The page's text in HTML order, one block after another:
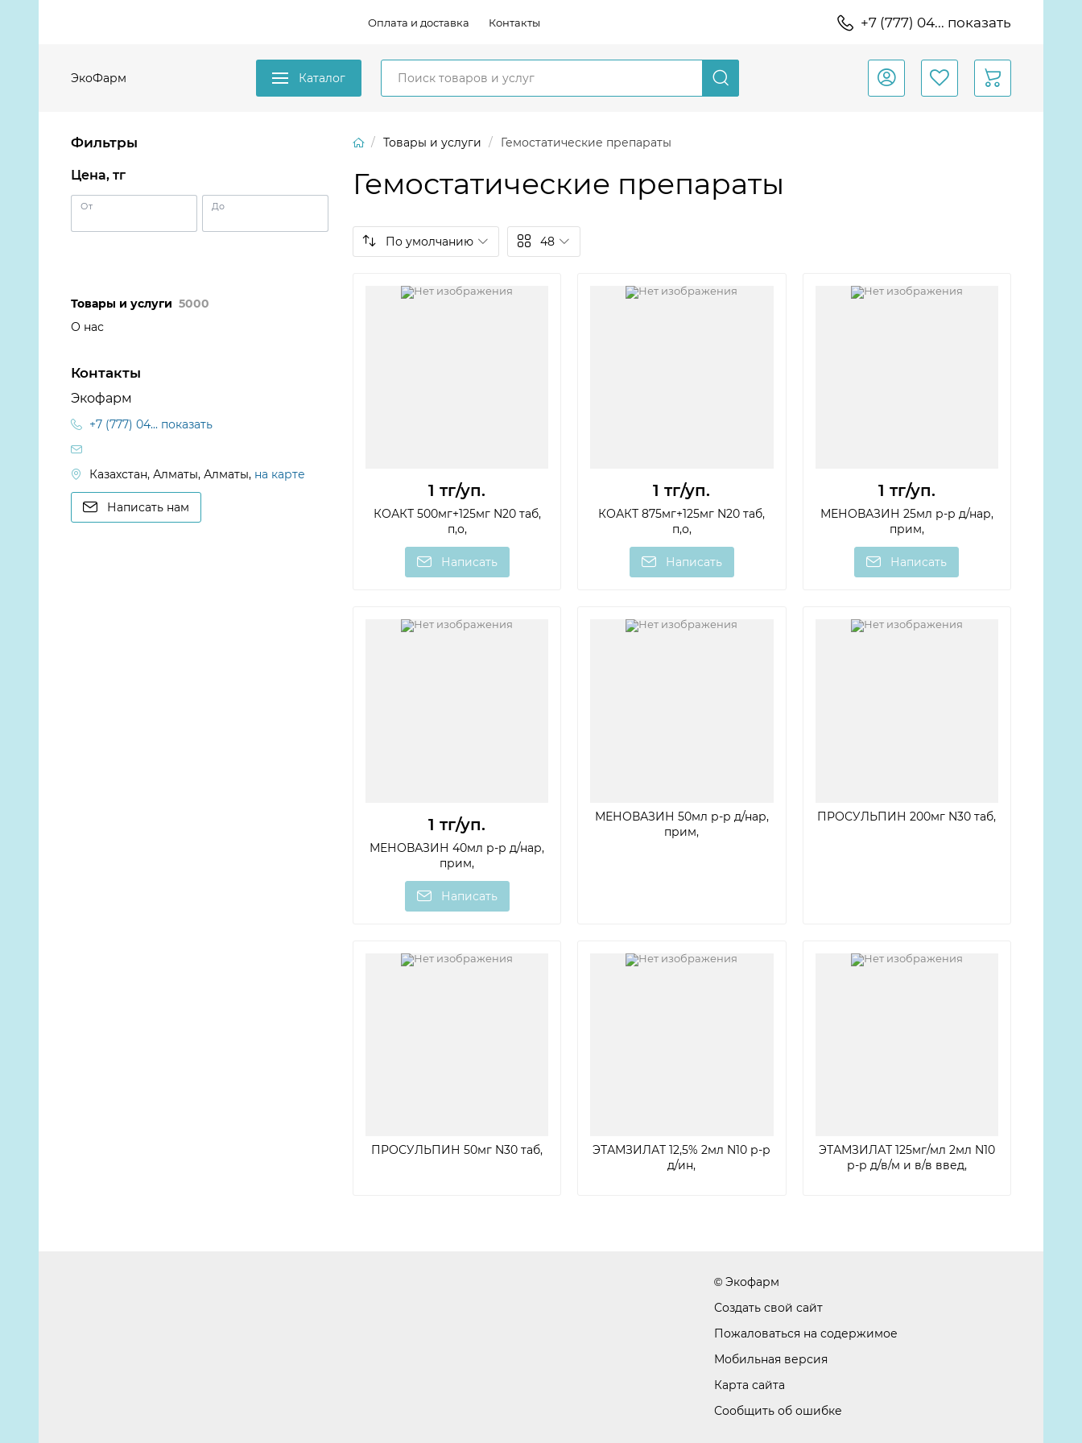
Оплата и доставка Контакты +7 (777) 04... показать
ЭкоФарм Каталог
Товары и услуги Гемостатические препараты
Гемостатические препараты
По умолчанию 48
1 тг/уп.
КОАКТ 500мг+125мг N20 таб,
п,о,
Написать
1 тг/уп.
КОАКТ 875мг+125мг N20 таб,
п,о,
Написать
1 тг/уп.
МЕНОВАЗИН 25мл р-р д/нар,
прим,
Написать
1 тг/уп.
МЕНОВАЗИН 40мл р-р д/нар,
прим,
Написать
МЕНОВАЗИН 50мл р-р д/нар,
прим,
ПРОСУЛЬПИН 200мг N30 таб,
ПРОСУЛЬПИН 50мг N30 таб,
ЭТАМЗИЛАТ 12,5% 2мл N10 р-р
д/ин,
ЭТАМЗИЛАТ 125мг/мл 2мл N10
р-р д/в/м и в/в введ,
Фильтры
Цена, тг
От До
Товары и услуги 5000
О нас
Контакты
Экофарм
+7 (777) 04... показать
Казахстан, Алматы, Алматы, на карте
Написать нам
© Экофарм
Создать свой сайт
Пожаловаться на содержимое
Мобильная версия
Карта сайта
Сообщить об ошибке